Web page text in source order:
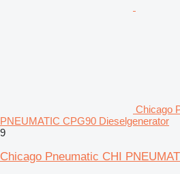
Chicago
PNEUMATIC CPG90 Dieselgenerator
9
Chicago Pneumatic CHI